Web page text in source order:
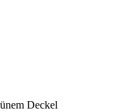
Deckel